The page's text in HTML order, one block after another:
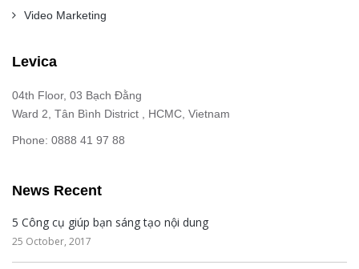
Video Marketing
Levica
04th Floor, 03 Bạch Đằng
Ward 2, Tân Bình District , HCMC, Vietnam
Phone: 0888 41 97 88
News Recent
5 Công cụ giúp bạn sáng tạo nội dung
25 October, 2017